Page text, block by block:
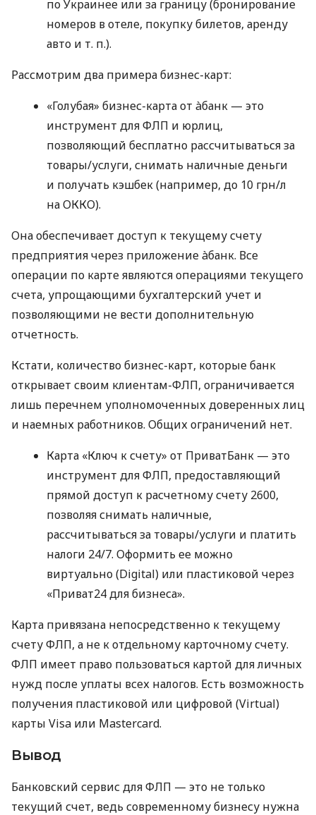
по Украинее или за границу (бронирование
номеров в отеле, покупку билетов, аренду
авто и т. п.).
Рассмотрим два примера бизнес-карт:
«Голубая» бизнес-карта от àбанк — это
инструмент для ФЛП и юрлиц,
позволяющий бесплатно рассчитываться за
товары/услуги, снимать наличные деньги
и получать кэшбек (например, до 10 грн/л
на ОККО).
Она обеспечивает доступ к текущему счету
предприятия через приложение àбанк. Все
операции по карте являются операциями текущего
счета, упрощающими бухгалтерский учет и
позволяющими не вести дополнительную
отчетность.
Кстати, количество бизнес-карт, которые банк
открывает своим клиентам-ФЛП, ограничивается
лишь перечнем уполномоченных доверенных лиц
и наемных работников. Общих ограничений нет.
Карта «Ключ к счету» от ПриватБанк — это
инструмент для ФЛП, предоставляющий
прямой доступ к расчетному счету 2600,
позволяя снимать наличные,
рассчитываться за товары/услуги и платить
налоги 24/7. Оформить ее можно
виртуально (Digital) или пластиковой через
«Приват24 для бизнеса».
Карта привязана непосредственно к текущему
счету ФЛП, а не к отдельному карточному счету.
ФЛП имеет право пользоваться картой для личных
нужд после уплаты всех налогов. Есть возможность
получения пластиковой или цифровой (Virtual)
карты Visa или Mastercard.
Вывод
Банковский сервис для ФЛП — это не только
текущий счет, ведь современному бизнесу нужна